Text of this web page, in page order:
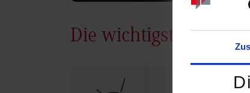
Die wichtigsten Infos